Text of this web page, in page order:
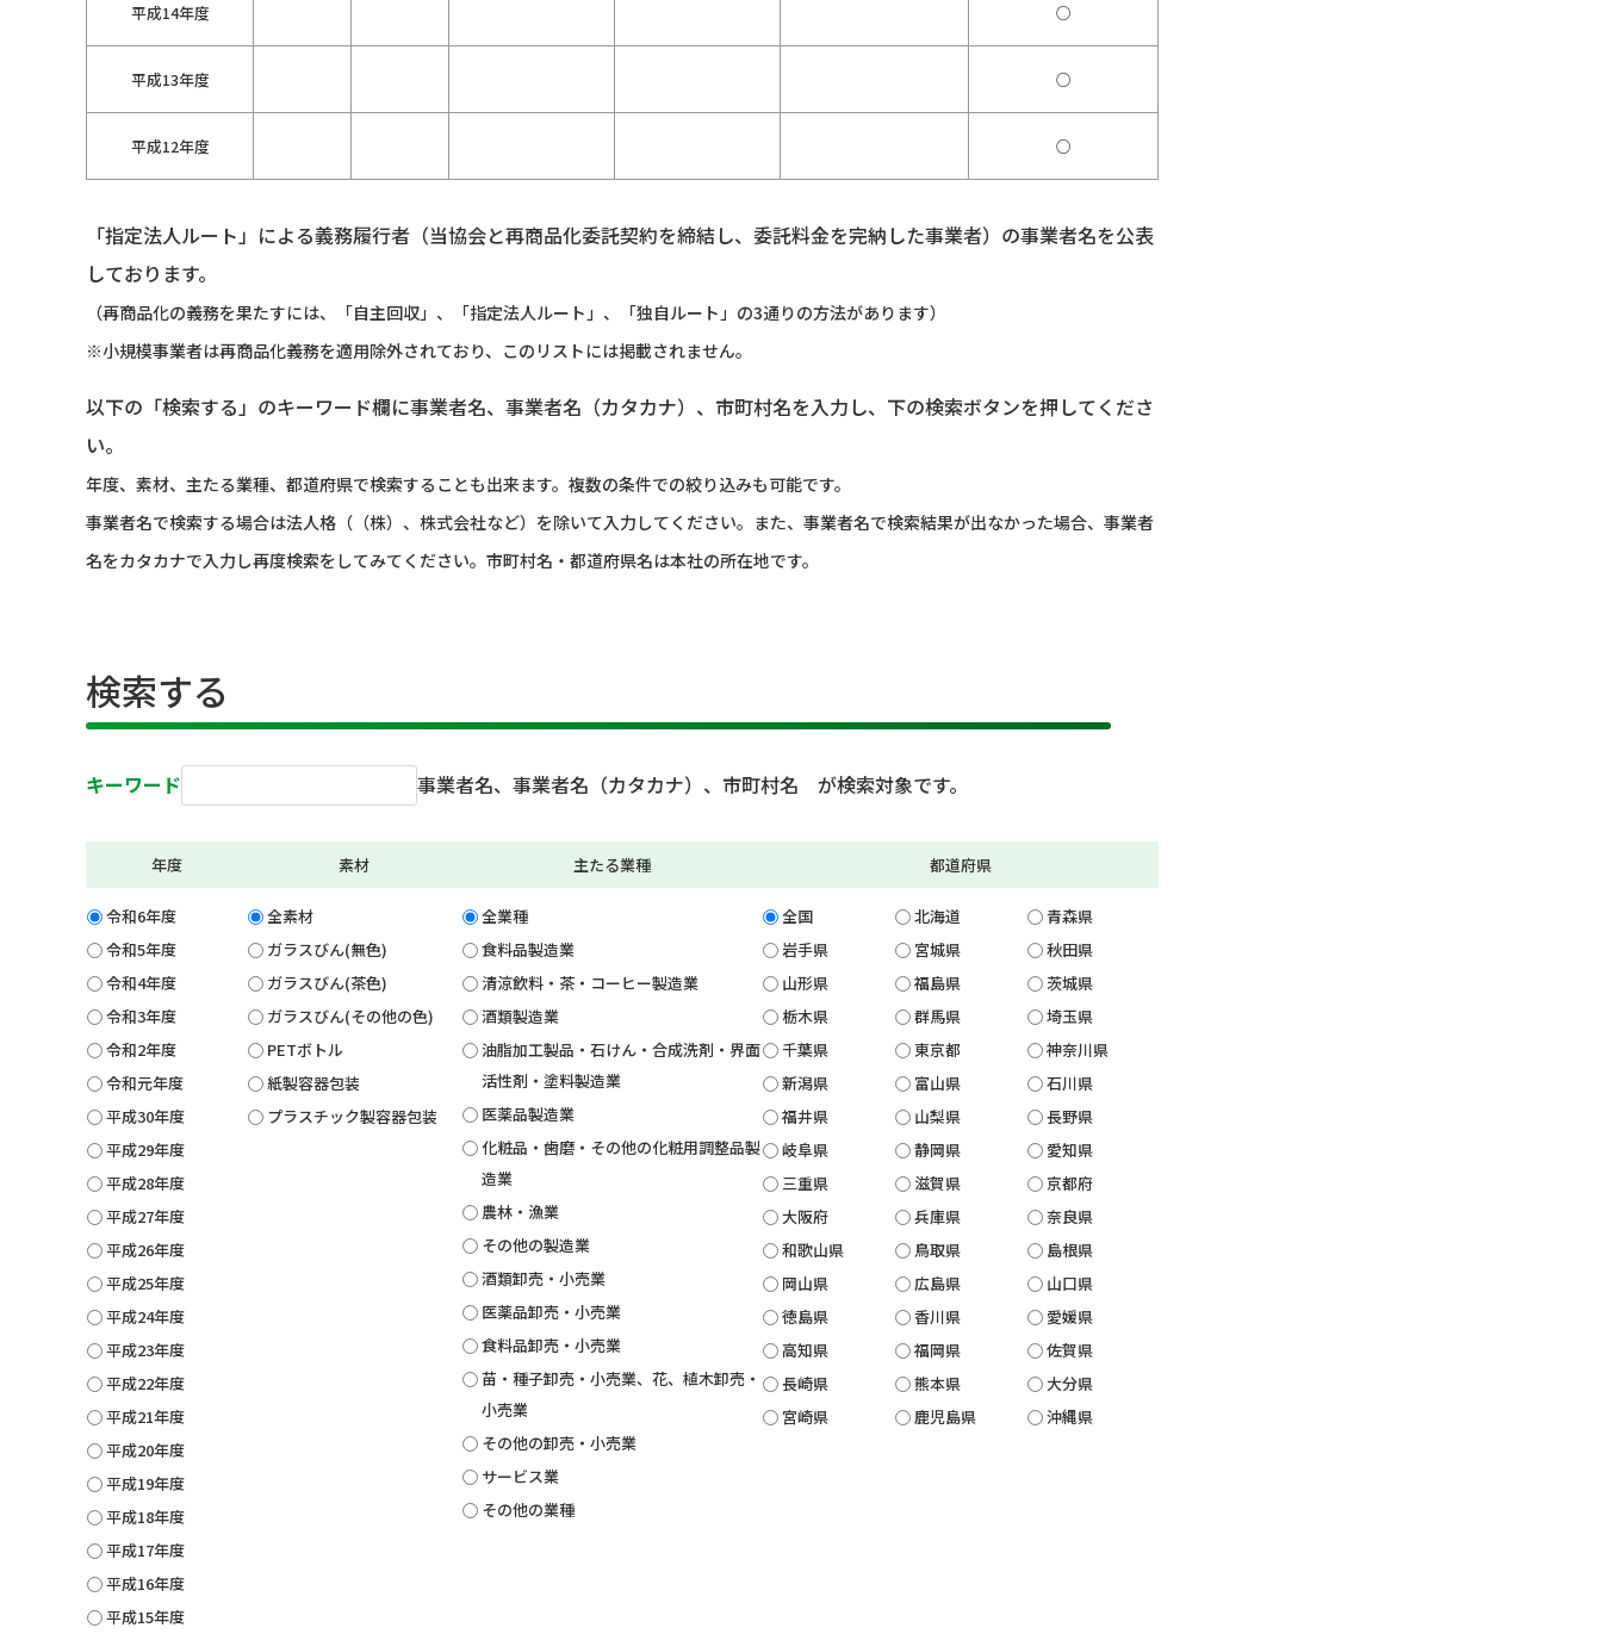
平成14年度 ○
平成13年度 ○
平成12年度 ○
「指定法人ルート」による義務履行者（当協会と再商品化委託契約を締結し、委託料金を完納した事業者）の事業者名を公表
しております。
（再商品化の義務を果たすには、「自主回収」、「指定法人ルート」、「独自ルート」の3通りの方法があります）
※小規模事業者は再商品化義務を適用除外されており、このリストには掲載されません。
以下の「検索する」のキーワード欄に事業者名、事業者名（カタカナ）、市町村名を入力し、下の検索ボタンを押してくださ
い。
年度、素材、主たる業種、都道府県で検索することも出来ます。複数の条件での絞り込みも可能です。
事業者名で検索する場合は法人格（（株）、株式会社など）を除いて入力してください。また、事業者名で検索結果が出なかった場合、事業者
名をカタカナで入力し再度検索をしてみてください。市町村名・都道府県名は本社の所在地です。
検索する
キーワード 事業者名、事業者名（カタカナ）、市町村名 が検索対象です。
年度
令和6年度
令和5年度
令和4年度
令和3年度
令和2年度
令和元年度
平成30年度
平成29年度
平成28年度
平成27年度
平成26年度
平成25年度
平成24年度
平成23年度
平成22年度
平成21年度
平成20年度
平成19年度
平成18年度
平成17年度
平成16年度
平成15年度
素材
全素材
ガラスびん(無色)
ガラスびん(茶色)
ガラスびん(その他の色)
PETボトル
紙製容器包装
プラスチック製容器包装
主たる業種
全業種
食料品製造業
清涼飲料・茶・コーヒー製造業
酒類製造業
油脂加工製品・石けん・合成洗剤・界面
活性剤・塗料製造業
医薬品製造業
化粧品・歯磨・その他の化粧用調整品製
造業
農林・漁業
その他の製造業
酒類卸売・小売業
医薬品卸売・小売業
食料品卸売・小売業
苗・種子卸売・小売業、花、植木卸売・
小売業
その他の卸売・小売業
サービス業
その他の業種
都道府県
全国 北海道
青森県
岩手県
宮城県
秋田県
山形県
福島県
茨城県
栃木県
群馬県
埼玉県
千葉県
東京都
神奈川県
新潟県
富山県
石川県
福井県
山梨県
長野県
岐阜県
静岡県
愛知県
三重県
滋賀県
京都府
大阪府
兵庫県
奈良県
和歌山県
鳥取県
島根県
岡山県
広島県
山口県
徳島県
香川県
愛媛県
高知県
福岡県
佐賀県
長崎県
熊本県
大分県
宮崎県
鹿児島県 沖縄県